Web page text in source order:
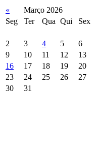
« Março 2026
Seg
Ter Qua Qui Sex
2
3 4 5 6
9
10 11 12 13
16
17 18 19 20
23
24 25 26 27
30
31